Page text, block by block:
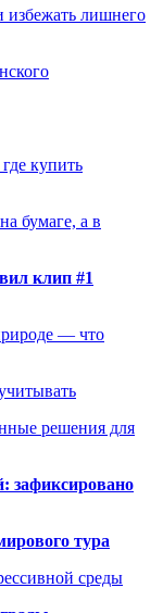
избежать лишнего
купить
бумаге, а в
клип #1
— что
решения для
зафиксировано
тура
среды